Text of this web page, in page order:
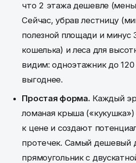
что 2 этажа дешевле
Сейчас, убрав лестницу
полезной площади и минус
кошелька) и леса для
видим: одноэтажник до
выгоднее.
Простая форма. Каждый
ломаная крыша («кукушка»)
к цене и создают
протечек. Самый
прямоугольник с